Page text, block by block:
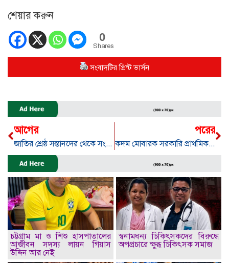
শেয়ার করুন
0
Shares
সংবাদটির প্রিন্ট ভার্সন
আগের
জাতির শ্রেষ্ঠ সন্তানদের থেকে সংবর্ধনা বিরল দৃষ্টান্ত হয়ে থাকবে, এসপি রশিদুল হক
পরের
কদম মোবারক সরকারি প্রাথমিক বিদ্যালয়ে শেখ মুজিবুর রহমানের ৪৭তম শাহাদাত বার্ষিকী উদযাপন
চট্টগ্রাম মা ও শিশু হাসপাতালের
আজীবন সদস্য লায়ন গিয়াস
উদ্দিন আর নেই
স্বনামধন্য চিকিৎসকদের বিরুদ্ধে
অপপ্রচারে ক্ষুব্ধ চিকিৎসক সমাজ